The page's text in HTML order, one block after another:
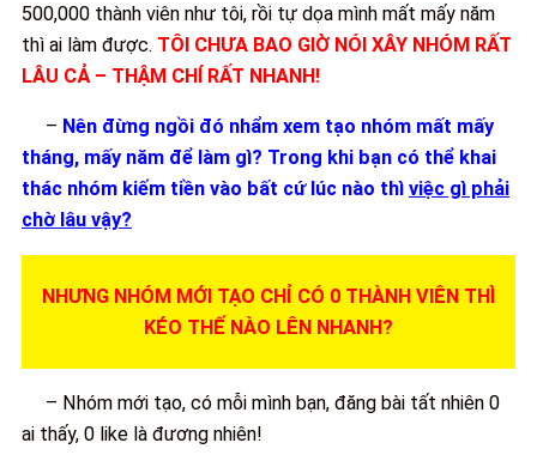
500,000 thành viên như tôi, rồi tự dọa mình mất mấy năm
thì ai làm được. TÔI CHƯA BAO GIỜ NÓI XÂY NHÓM RẤT
LÂU CẢ – THẬM CHÍ RẤT NHANH!
– Nên đừng ngồi đó nhẩm xem tạo nhóm mất mấy
tháng, mấy năm để làm gì? Trong khi bạn có thể khai
thác nhóm kiếm tiền vào bất cứ lúc nào thì việc gì phải
chờ lâu vậy?
NHƯNG NHÓM MỚI TẠO CHỈ CÓ 0 THÀNH VIÊN THÌ
KÉO THẾ NÀO LÊN NHANH?
– Nhóm mới tạo, có mỗi mình bạn, đăng bài tất nhiên 0
ai thấy, 0 like là đương nhiên!